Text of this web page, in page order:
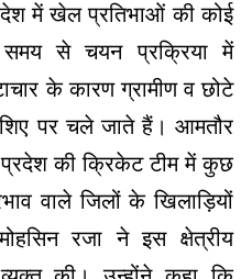
में खेल प्रतिभाओं की कोई
से चयन प्रक्रिया में
के कारण ग्रामीण व छोटे
पर चले जाते हैं। ​आमतौर
प्रदेश की क्रिकेट टीम में कुछ
वाले जिलों के खिलाड़ियों
रजा ने इस क्षेत्रीय